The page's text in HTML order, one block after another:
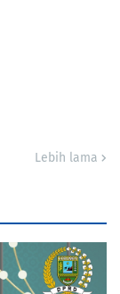
Lebih lama